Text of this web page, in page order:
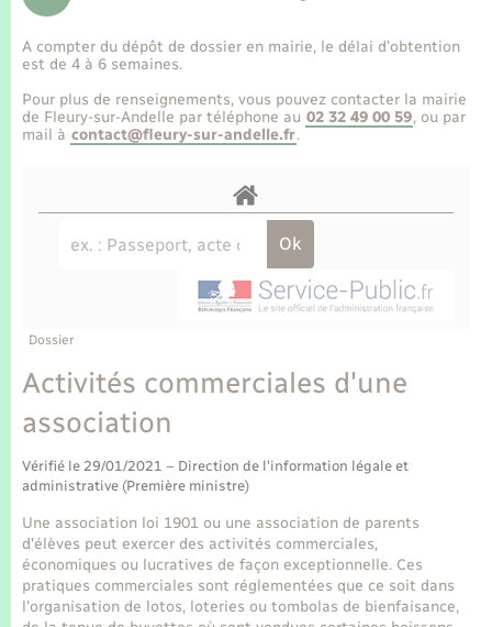
Etat-civil - Papiers - Citoyenneté
Mariage – PACS
Parrainage civil
Logement - Urbanisme
Nouvel habitant
Organisation d’événement
Sécurité - Prévention
Transports
Transports scolaires
Travaux - Autorisation d’occupation de l’espace
public
Compétences
Plan interactif
La Communauté de communes
A compter du dépôt de dossier en mairie, le délai d’obtention
est de 4 à 6 semaines.
Pour plus de renseignements, vous pouvez contacter la mairie
de Fleury-sur-Andelle par téléphone au 02 32 49 00 59, ou par
mail à contact@fleury-sur-andelle.fr.
Dossier
Activités commerciales d'une
association
Vérifié le 29/01/2021 – Direction de l'information légale et
administrative (Première ministre)
Une association loi 1901 ou une association de parents
d'élèves peut exercer des activités commerciales,
économiques ou lucratives de façon exceptionnelle. Ces
pratiques commerciales sont réglementées que ce soit dans
l'organisation de lotos, loteries ou tombolas de bienfaisance,